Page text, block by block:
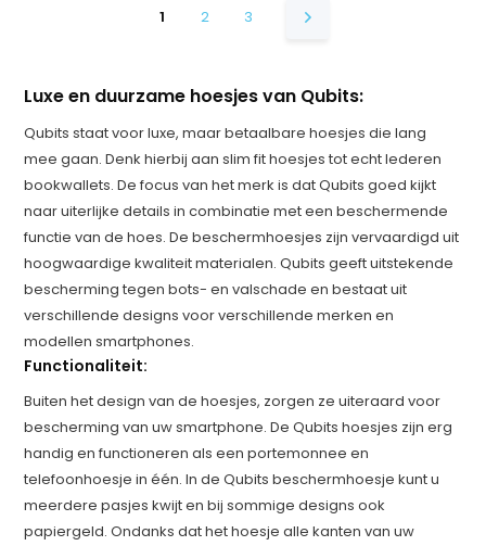
1 2 3
Luxe en duurzame hoesjes van Qubits:
Qubits staat voor luxe, maar betaalbare hoesjes die lang
mee gaan. Denk hierbij aan slim fit hoesjes tot echt lederen
bookwallets. De focus van het merk is dat Qubits goed kijkt
naar uiterlijke details in combinatie met een beschermende
functie van de hoes. De beschermhoesjes zijn vervaardigd uit
hoogwaardige kwaliteit materialen. Qubits geeft uitstekende
bescherming tegen bots- en valschade en bestaat uit
verschillende designs voor verschillende merken en
modellen smartphones.
Functionaliteit:
Buiten het design van de hoesjes, zorgen ze uiteraard voor
bescherming van uw smartphone. De Qubits hoesjes zijn erg
handig en functioneren als een portemonnee en
telefoonhoesje in één. In de Qubits beschermhoesje kunt u
meerdere pasjes kwijt en bij sommige designs ook
papiergeld. Ondanks dat het hoesje alle kanten van uw